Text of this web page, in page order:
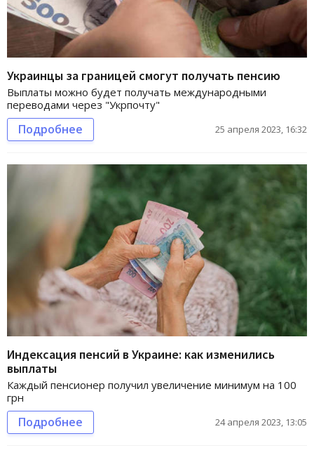
Украинцы за границей смогут получать пенсию
Выплаты можно будет получать международными
переводами через "Укрпочту"
Подробнее 25 апреля 2023, 16:32
Индексация пенсий в Украине: как изменились
выплаты
Каждый пенсионер получил увеличение минимум на 100
грн
Подробнее 24 апреля 2023, 13:05